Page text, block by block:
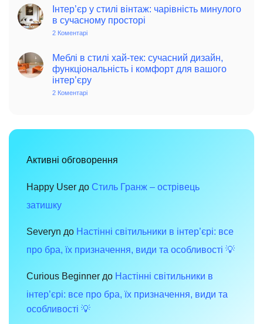
особливості
та
поради
–
джерело
позитиву
інтер’єрі
Інтер’єр у стилі вінтаж: чарівність минулого
в сучасному просторі
2 Коментарі
стилі
чарівність
минулого
в
Меблі в стилі хай-тек: сучасний дизайн,
функціональність і комфорт для вашого
інтер’єру
2 Коментарі
тек:
і
вашого
інтер’єру
Активні обговорення
Happy User до Стиль Гранж – острівець
затишку
Severyn до Настінні світильники в інтер’єрі: все
про бра, їх призначення, види та особливості 💡
Curious Beginner до Настінні світильники в
інтер’єрі: все про бра, їх призначення, види та
особливості 💡